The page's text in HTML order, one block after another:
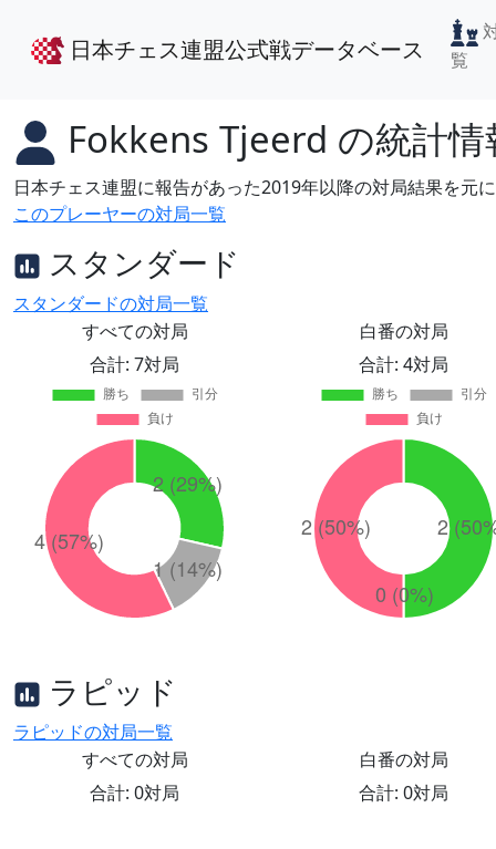
日本チェス連盟公式戦データベース
覧
Fokkens Tjeerd の統計情
日本チェス連盟に報告があった2019年以降の対局結果を元
このプレーヤーの対局一覧
スタンダード
スタンダードの対局一覧
すべての対局
合計: 7対局
白番の対局
合計: 4対局
ラピッド
ラピッドの対局一覧
すべての対局
合計: 0対局
白番の対局
合計: 0対局